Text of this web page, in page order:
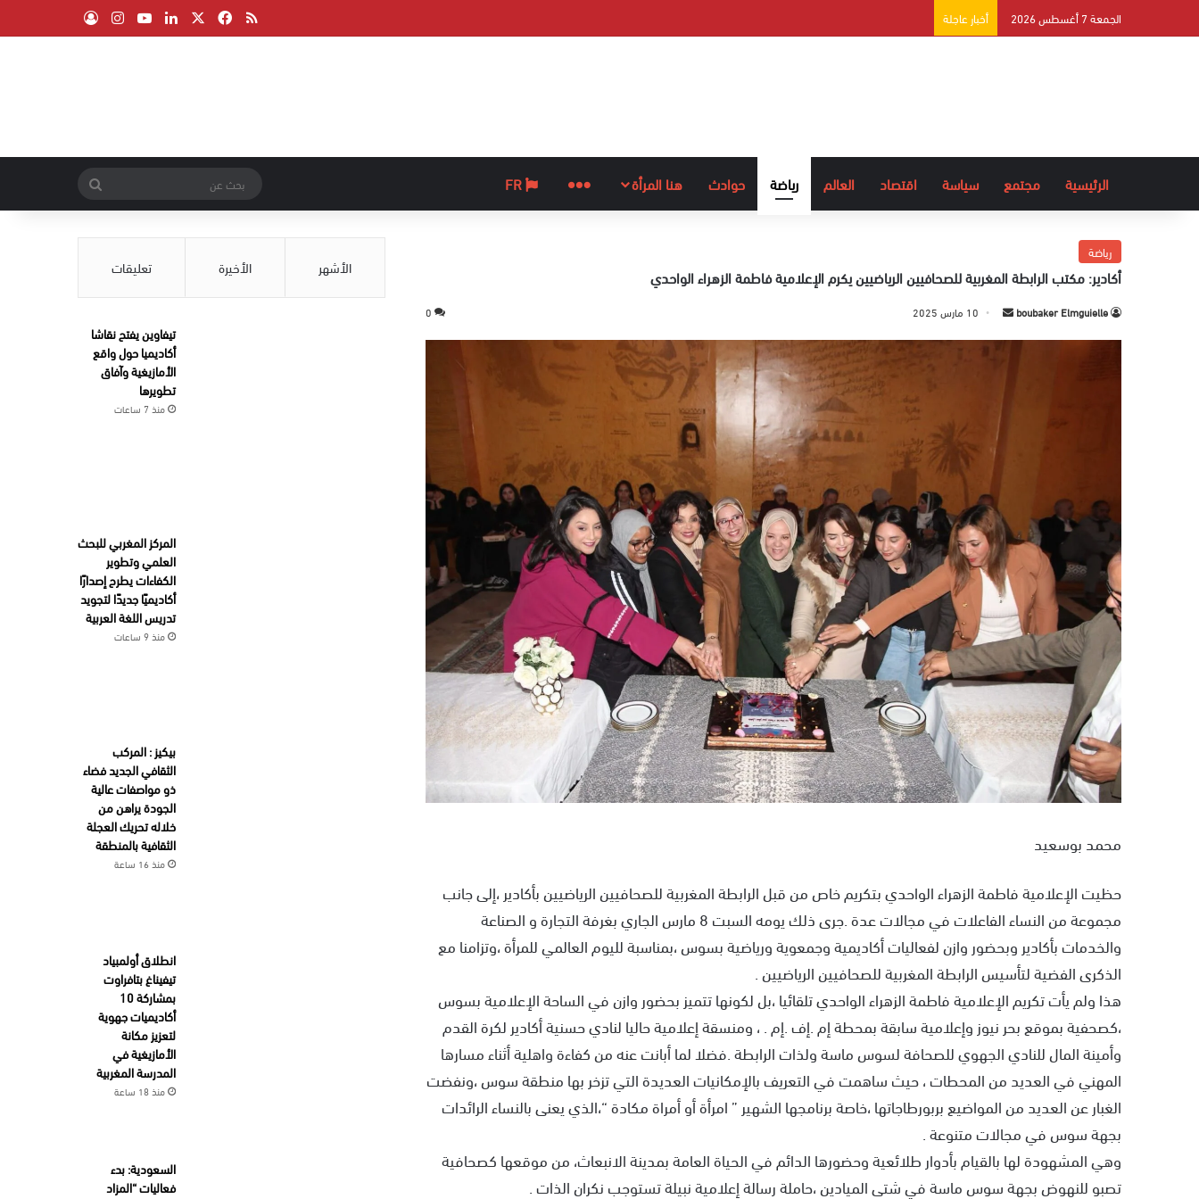
الجمعة 7 أغسطس 2026 أخبار عاجلة ملخص الموقع RSS
فيسبوك لينكدإن ‫YouTube
انستقرام
الرئيسية مجتمع سياسة اقتصاد العالم رياضة حوادث هنا المرأة المزيد
عن
رياضة
أكادير: مكتب الرابطة المغربية للصحافيين الرياضيين يكرم الإعلامية فاطمة الزهراء الواحدي
boubaker Elmguielle
س
ر
ل
ك
ت
ر
و
ن
ا
10 مارس 2025 0
محمد بوسعيد
حظيت الإعلامية فاطمة الزهراء الواحدي بتكريم خاص من قبل الرابطة المغربية للصحافيين الرياضيين بأكادير ،إلى جانب
مجموعة من النساء الفاعلات في مجالات عدة .جرى ذلك يومه السبت 8 مارس الجاري بغرفة التجارة و الصناعة
والخدمات بأكادير وبحضور وازن لفعاليات أكاديمية وجمعوية ورياضية بسوس ،بمناسبة لليوم العالمي للمرأة ،وتزامنا مع
الذكرى الفضية لتأسيس الرابطة المغربية للصحافيين الرياضيين .
هذا ولم يأت تكريم الإعلامية فاطمة الزهراء الواحدي تلقائيا ،بل لكونها تتميز بحضور وازن في الساحة الإعلامية بسوس
،كصحفية بموقع بحر نيوز وإعلامية سابقة بمحطة إم .إف .إم . ، ومنسقة إعلامية حاليا لنادي حسنية أكادير لكرة القدم
وأمينة المال للنادي الجهوي للصحافة لسوس ماسة ولذات الرابطة .فضلا لما أبانت عنه من كفاءة واهلية أثناء مسارها
المهني في العديد من المحطات ، حيث ساهمت في التعريف بالإمكانيات العديدة التي تزخر بها منطقة سوس ،ونفضت
الغبار عن العديد من المواضيع بربورطاجاتها ،خاصة برنامجها الشهير ” امرأة أو أمراة مكادة “،الذي يعنى بالنساء الرائدات
بجهة سوس في مجالات متنوعة .
وهي المشهودة لها بالقيام بأدوار طلائعية وحضورها الدائم في الحياة العامة بمدينة الانبعاث، من موقعها كصحافية
تصبو للنهوض بجهة سوس ماسة في شتى الميادين ،حاملة رسالة إعلامية نبيلة تستوجب نكران الذات .
الأشهر الأخيرة تعليقات
تيفاوين يفتح نقاشا
أكاديميا حول واقع
الأمازيغية وآفاق
تطويرها
منذ 7 ساعات
المركز المغربي للبحث
العلمي وتطوير
الكفاءات يطرح إصدارًا
أكاديميًا جديدًا لتجويد
تدريس اللغة العربية
منذ 9 ساعات
بيكيز : المركب
الثقافي الجديد فضاء
ذو مواصفات عالية
الجودة يراهن من
خلاله تحريك العجلة
الثقافية بالمنطقة
منذ 16 ساعة
انطلاق أولمبياد
تيفيناغ بتافراوت
بمشاركة 10
أكاديميات جهوية
لتعزيز مكانة
الأمازيغية في
المدرسة المغربية
منذ 18 ساعة
السعودية: بدء
فعاليات “المزاد